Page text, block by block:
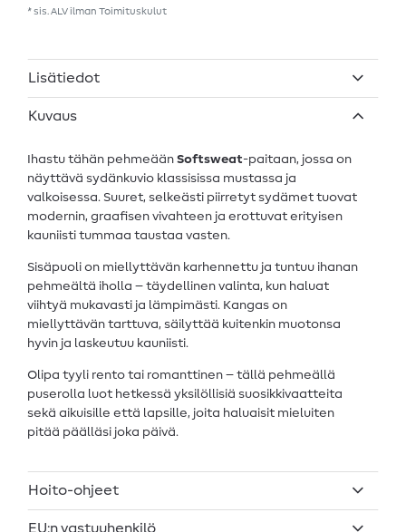
* sis. ALV ilman Toimituskulut
Lisätiedot
Kuvaus
Ihastu tähän pehmeään Softsweat-paitaan, jossa on
näyttävä sydänkuvio klassisissa mustassa ja
valkoisessa. Suuret, selkeästi piirretyt sydämet tuovat
modernin, graafisen vivahteen ja erottuvat erityisen
kauniisti tummaa taustaa vasten.
Sisäpuoli on miellyttävän karhennettu ja tuntuu ihanan
pehmeältä iholla – täydellinen valinta, kun haluat
viihtyä mukavasti ja lämpimästi. Kangas on
miellyttävän tarttuva, säilyttää kuitenkin muotonsa
hyvin ja laskeutuu kauniisti.
Olipa tyyli rento tai romanttinen – tällä pehmeällä
puserolla luot hetkessä yksilöllisiä suosikkivaatteita
sekä aikuisille että lapsille, joita haluaisit mieluiten
pitää päälläsi joka päivä.
Hoito-ohjeet
EU:n vastuuhenkilö